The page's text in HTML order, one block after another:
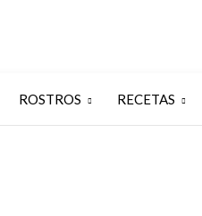
ROSTROS RECETAS